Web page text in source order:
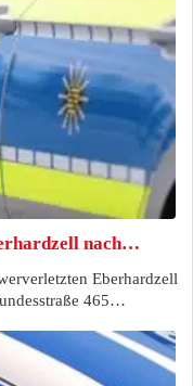
nach…
Eberhardzell
465…